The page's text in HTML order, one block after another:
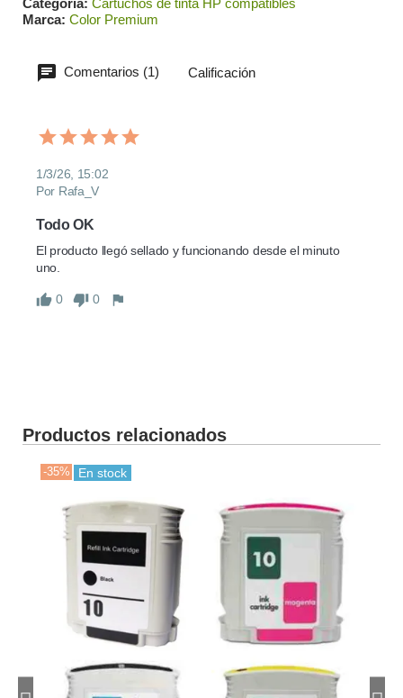
Marca Color Premium
Comentarios (1) Calificación
1/3/26, 15:02
Por Rafa_V
Todo OK
El producto llegó sellado y funcionando desde el minuto
uno.
0 0
Productos relacionados
-35% En stock